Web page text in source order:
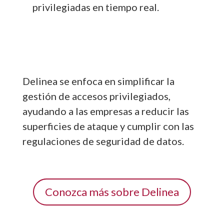
privilegiadas en tiempo real.
Delinea se enfoca en simplificar la
gestión de accesos privilegiados,
ayudando a las empresas a reducir las
superficies de ataque y cumplir con las
regulaciones de seguridad de datos.
Conozca más sobre Delinea